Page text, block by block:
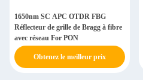
1650nm SC APC OTDR FBG
Réflecteur de grille de Bragg à fibre
avec réseau For PON
Obtenez le meilleur prix